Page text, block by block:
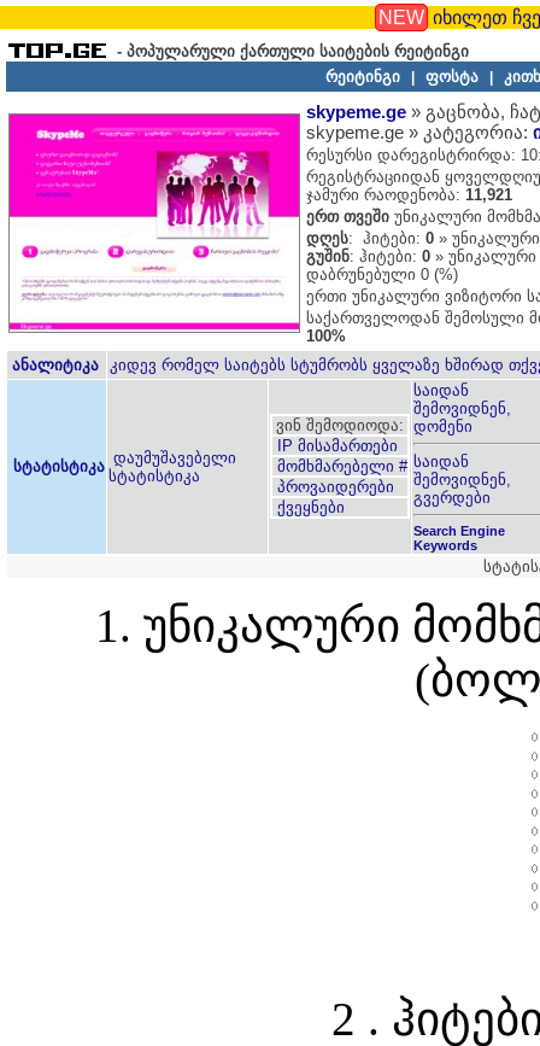
NEW იხილეთ
- პოპულარული ქართული საიტების რეიტინგი
რეიტინგი
ფოსტა
skypeme.ge » გაცნობა,
skypeme.ge » კატეგორია:
რესურსი დარეგისტრირდა:
რეგისტრაციიდან
ჯამური რაოდენობა: 11,921
ერთ თვეში უნიკალური
დღეს: ჰიტები: 0 »
გუშინ: ჰიტები: 0 »
დაბრუნებული 0 (%)
ერთი უნიკალური ვიზიტორი
საქართველოდან შემოსული
100%
ანალიტიკა კიდევ რომელ საიტებს სტუმრობს ყველაზე ხშირად
სტატისტიკა დაუმუშავებელი
სტატისტიკა
ვინ შემოდიოდა:
IP მისამართები
მომხმარებელი #
პროვაიდერები
ქვეყნები
საიდან
შემოვიდნენ,
დომენი
საიდან
შემოვიდნენ,
გვერდები
Search Engine
Keywords
1. უნიკალური
2 .